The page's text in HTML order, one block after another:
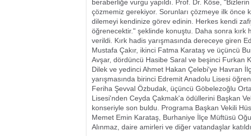
beraberliğe vurgu yapıldı. Prof. Dr. Köse,
çözmemiz gerekiyor. Sorunları çözmeye ilk önce
dilemeyi kendinize görev edinin. Herkes kendi
öğrenecektir." şeklinde konuştu. Daha sonra kırk
verildi. Kırk hadis yarışmasında dereceye giren
Mustafa Çakır, ikinci Fatma Karataş ve üçüncü
Avşar, dördüncü Hasibe Saral ve beşinci Furkan
Dilek ve yedinci Ahmet Hakan Çelebi'ye Havran
yarışmasında birinci Edremit Anadolu Lisesi
Feriha Şevval Özbudak, üçüncü Göbelezoğlu
Lisesi'nden Ceyda Çakmak'a ödüllerini Başkan
konseriyle son buldu. Programa Başkan Vekili
Memet Emin Karataş, Burhaniye İlçe Müftüsü
Alınmaz, daire amirleri ve diğer vatandaşlar